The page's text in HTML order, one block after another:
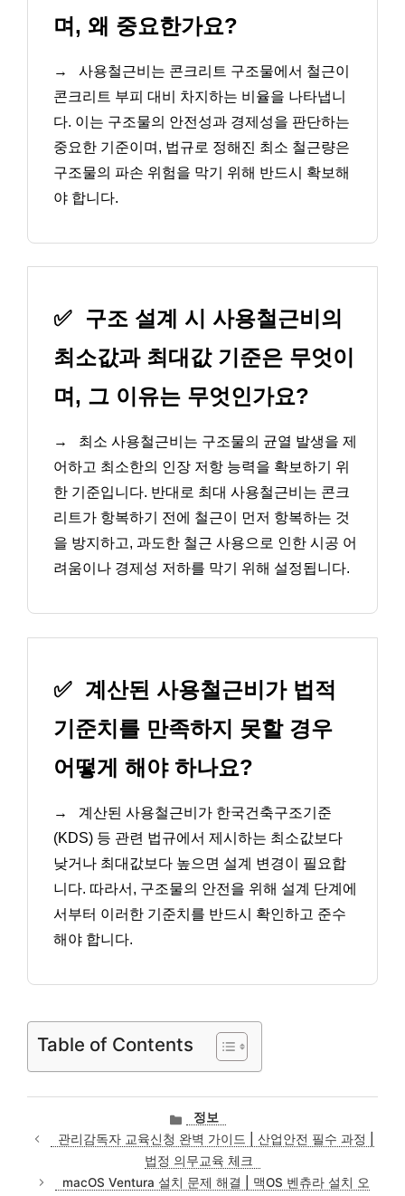
며, 왜 중요한가요?
→
사용철근비는 콘크리트 구조물에서 철근이
콘크리트 부피 대비 차지하는 비율을 나타냅니
다. 이는 구조물의 안전성과 경제성을 판단하는
중요한 기준이며, 법규로 정해진 최소 철근량은
구조물의 파손 위험을 막기 위해 반드시 확보해
야 합니다.
✅
구조 설계 시 사용철근비의
최소값과 최대값 기준은 무엇이
며, 그 이유는 무엇인가요?
→
최소 사용철근비는 구조물의 균열 발생을 제
어하고 최소한의 인장 저항 능력을 확보하기 위
한 기준입니다. 반대로 최대 사용철근비는 콘크
리트가 항복하기 전에 철근이 먼저 항복하는 것
을 방지하고, 과도한 철근 사용으로 인한 시공 어
려움이나 경제성 저하를 막기 위해 설정됩니다.
✅ 계산된 사용철근비가 법적
기준치를 만족하지 못할 경우
어떻게 해야 하나요?
→
계산된 사용철근비가 한국건축구조기준
(KDS) 등 관련 법규에서 제시하는 최소값보다
낮거나 최대값보다 높으면 설계 변경이 필요합
니다. 따라서, 구조물의 안전을 위해 설계 단계에
서부터 이러한 기준치를 반드시 확인하고 준수
해야 합니다.
Table of Contents
카
테
고
리
정보
관리감독자 교육신청 완벽 가이드 | 산업안전 필수 과정 |
법정 의무교육 체크
macOS Ventura 설치 문제 해결 | 맥OS 벤츄라 설치 오